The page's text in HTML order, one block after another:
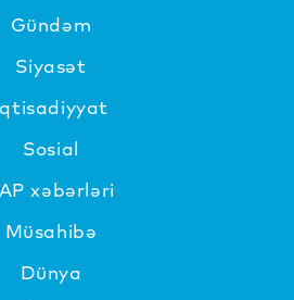
Gündəm
Siyasət
Sosial
xəbərləri
Müsahibə
Dünya